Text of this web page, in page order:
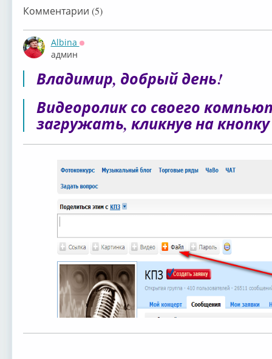
Комментарии (5)
Albina
Оффлайн
админ
Владимир, добрый день!
Видеоролик со своего
загружать, кликнув на